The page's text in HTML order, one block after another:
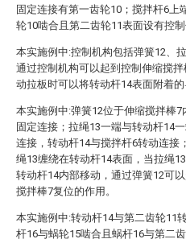
固定连接有第一齿轮10；搅拌杆6
轮10啮合且第二齿轮11表面设有控
本实施例中:控制机构包括弹簧12、
通过控制机构可以起到控制伸缩搅
动拉板时可以将转动杆14表面附着的
本实施例中:弹簧12位于伸缩搅拌棒
固定连接；拉绳13一端与转动杆14
连接，转动杆14与搅拌杆6转动连接
绳13缠绕在转动杆14表面，当拉绳
转动杆14内部移动，通过弹簧12可
搅拌棒7复位的作用。
本实施例中:转动杆14与第二齿轮11
杆16与蜗轮15啮合且蜗杆16与第二